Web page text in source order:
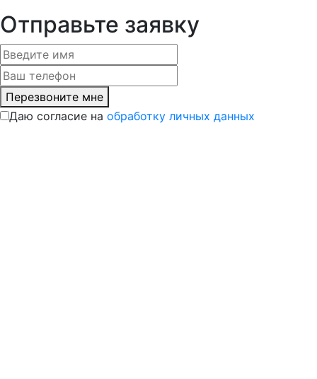
Отправьте заявку
Перезвоните мне
Даю согласие на обработку личных данных